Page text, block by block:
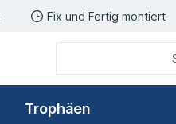
Fix und Fertig montiert
Trophäen